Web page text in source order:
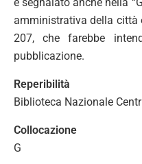
amministrativa della città
207, che farebbe
pubblicazione.
Reperibilità
Biblioteca Nazionale
Collocazione
G